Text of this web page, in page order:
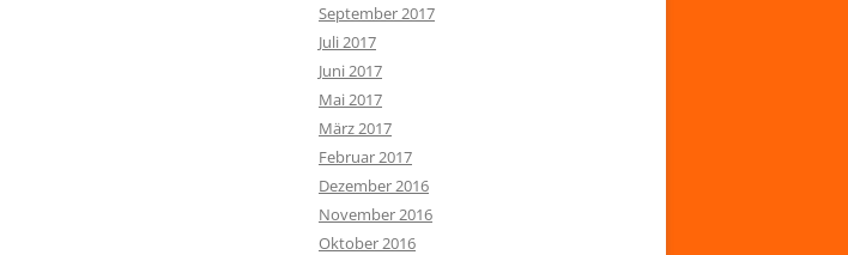
September 2017
Juli 2017
Juni 2017
Mai 2017
März 2017
Februar 2017
Dezember 2016
November 2016
Oktober 2016